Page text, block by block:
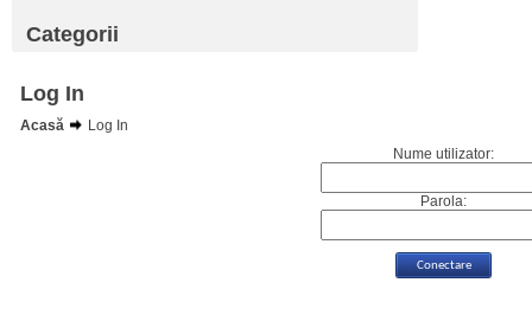
Categorii
Log In
Acasă
Log In
Nume utilizator:
Parola: